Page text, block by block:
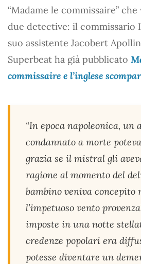
“Madame le commissaire”
due detective: il commissario
suo assistente Jacobert
Superbeat ha già pubblicato
commissaire e l’inglese
“In epoca napoleonica, un
condannato a morte
grazia se il mistral gli
ragione al momento del
bambino veniva concepito
l’impetuoso vento
imposte in una notte
credenze popolari era
potesse diventare un